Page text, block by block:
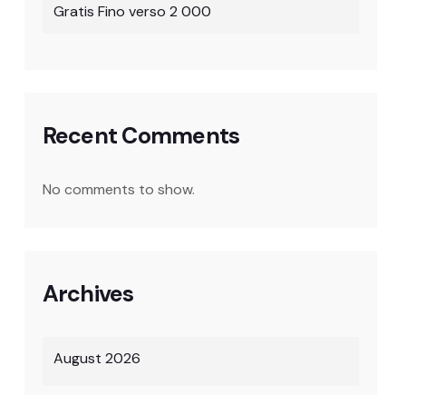
Gratis Fino verso 2 000
Recent Comments
No comments to show.
Archives
August 2026